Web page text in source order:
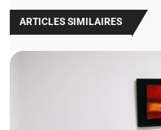
ARTICLES SIMILAIRES